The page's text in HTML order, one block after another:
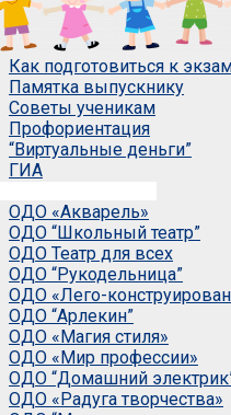
Как подготовиться к
Памятка выпускнику
Советы ученикам
Профориентация
“Виртуальные деньги”
ГИА
ОДО «Акварель»
ОДО “Школьный театр”
ОДО Театр для всех
ОДО “Рукодельница”
ОДО «Лего-
ОДО “Арлекин”
ОДО «Магия стиля»
ОДО «Мир профессии»
ОДО “Домашний
ОДО «Радуга творчества»